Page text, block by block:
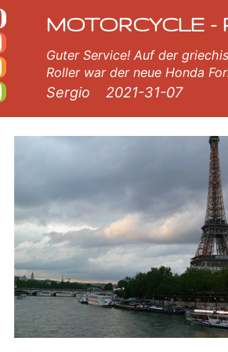
MOTORCYCLE -
Guter Service! Auf der
Roller war der neue Honda
Sergio 2021-31-07